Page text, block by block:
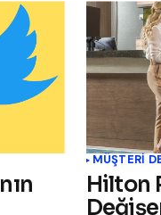
MÜŞTERI
Hilton